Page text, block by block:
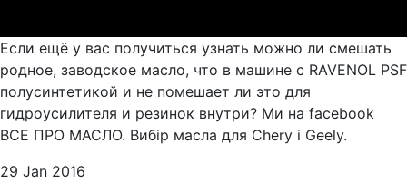
Если ещё у вас получиться узнать можно ли смешать
родное, заводское масло, что в машине с RAVENOL PSF
полусинтетикой и не помешает ли это для
гидроусилителя и резинок внутри? Ми на facebook
ВСЕ ПРО МАСЛО. Вибір масла для Chery i Geely.
29 Jan 2016